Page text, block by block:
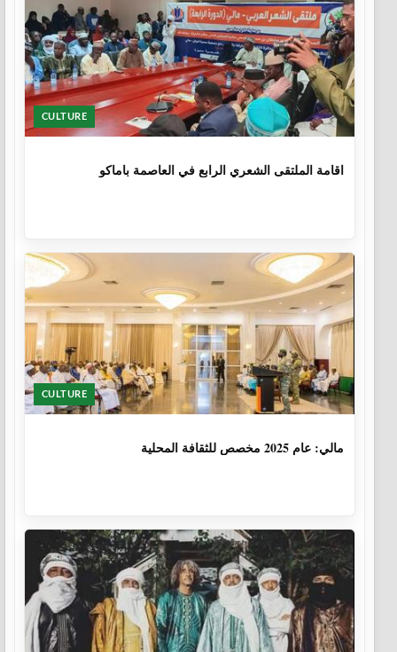
CULTURE
اقامة الملتقى الشعري الرابع في العاصمة باماكو
CULTURE
مالي: عام 2025 مخصص للثقافة المحلية